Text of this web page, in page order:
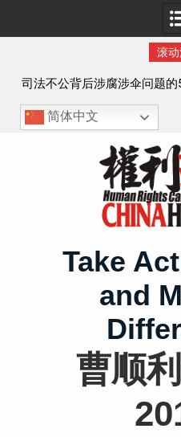
滚动
获刑8年的安徽省合肥市法
案情
简体中文
Take
and
曹顺